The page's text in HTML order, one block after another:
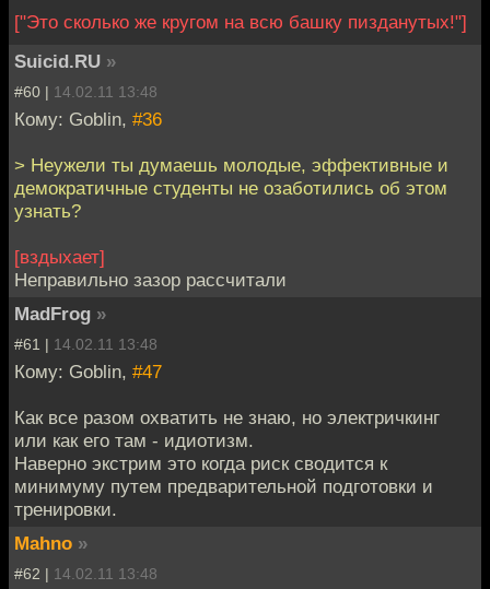
["Это сколько же кругом на всю башку пизданутых!"]
Suicid.RU »
#60 | 14.02.11 13:48
Кому: Goblin, #36
> Неужели ты думаешь молодые, эффективные и
демократичные студенты не озаботились об этом
узнать?
[вздыхает]
Неправильно зазор рассчитали
MadFrog »
#61 | 14.02.11 13:48
Кому: Goblin, #47
Как все разом охватить не знаю, но электричкинг
или как его там - идиотизм.
Наверно экстрим это когда риск сводится к
минимуму путем предварительной подготовки и
тренировки.
Mahno »
#62 | 14.02.11 13:48